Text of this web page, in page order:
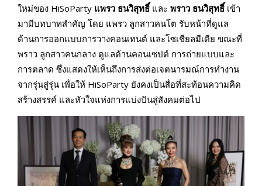
ใหม่ของ HiSoParty แพรว ธนวิสุทธิ์ และ พราว ธนวิสุทธิ์ เข้า
มามีบทบาทสำคัญ โดย แพรว ลูกสาวคนโต รับหน้าที่ดูแล
ด้านการออกแบบการวางคอนเทนต์ และโซเชียลมีเดีย ขณะที่
พราว ลูกสาวคนกลาง ดูแลด้านคอนเซปต์ การถ่ายแบบและ
การตลาด ซึ่งแสดงให้เห็นถึงการส่งต่อเจตนารมณ์การทำงาน
จากรุ่นสู่รุ่น เพื่อให้ HiSoParty ยังคงเป็นสื่อที่สะท้อนความคิด
สร้างสรรค์ และหัวใจแห่งการแบ่งปันสู่สังคมต่อไป